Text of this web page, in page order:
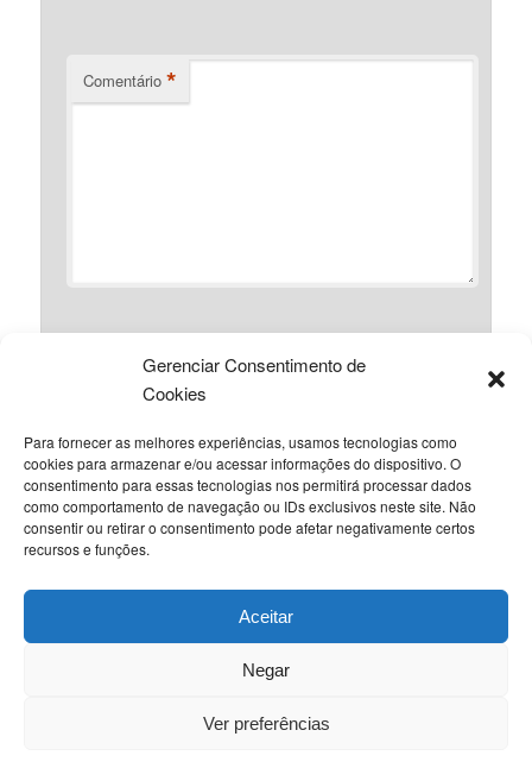
Gerenciar Consentimento de
Cookies
Para fornecer as melhores experiências, usamos tecnologias como
cookies para armazenar e/ou acessar informações do dispositivo. O
consentimento para essas tecnologias nos permitirá processar dados
como comportamento de navegação ou IDs exclusivos neste site. Não
consentir ou retirar o consentimento pode afetar negativamente certos
recursos e funções.
Aceitar
Negar
Ver preferências
Comentário *
*
E-mail *
Este site utiliza o Akismet